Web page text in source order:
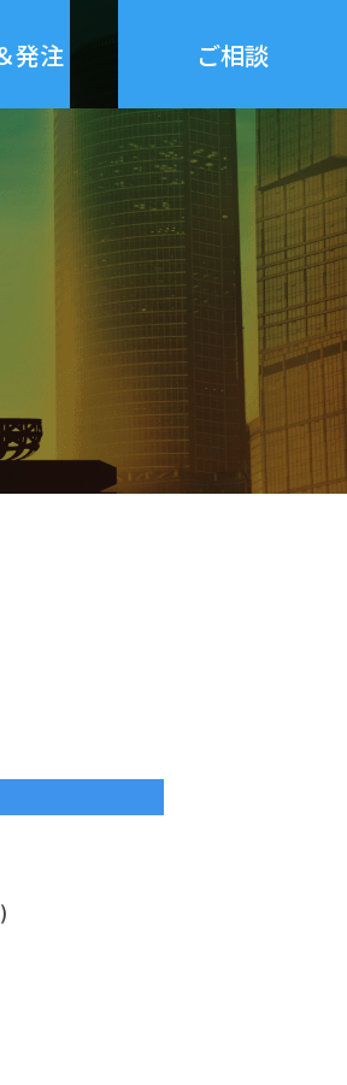
発注 ご相談